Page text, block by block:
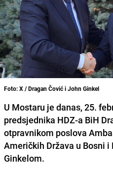
Foto: X / Dragan Čović i John Ginkel
U Mostaru je danas, 25.
predsjednika HDZ-a BiH
otpravnikom poslova
Američkih Država u Bosni
Ginkelom.